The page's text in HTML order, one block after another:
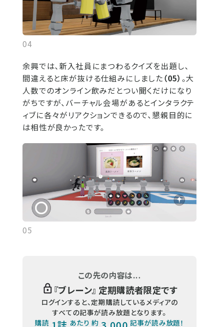
04
余興では、新入社員にまつわるクイズを出題し、
間違えると床が抜ける仕組みにしました（05） 。大
人数でのオンライン飲みだとつい聞くだけになり
がちですが、バーチャル会場があるとインタラクテ
ィブに各々がリアクションできるので、懇親目的に
は相性が良かったです。
05
この先の内容は...
『ブレーン』 定期購読者限定です
ログインすると、定期購読しているメディアの
すべての記事が読み放題となります。
購読
あたり 約 記事が読み放題！